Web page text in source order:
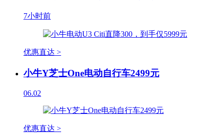
7小时前
优惠直达 >
小牛Y芝士One电动自行车2499元
06.02
优惠直达 >